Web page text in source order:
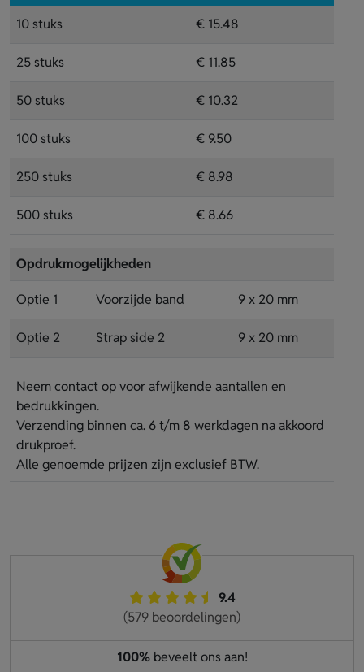
10 stuks € 15.48
25 stuks € 11.85
50 stuks € 10.32
100 stuks € 9.50
250 stuks € 8.98
500 stuks € 8.66
Opdrukmogelijkheden
Optie 1 Voorzijde band 9 x 20 mm
Optie 2 Strap side 2 9 x 20 mm
Neem contact op voor afwijkende aantallen en
bedrukkingen.
Verzending binnen ca. 6 t/m 8 werkdagen na akkoord
drukproef.
Alle genoemde prijzen zijn exclusief BTW.
9.4
(579 beoordelingen)
100%beveelt ons aan!